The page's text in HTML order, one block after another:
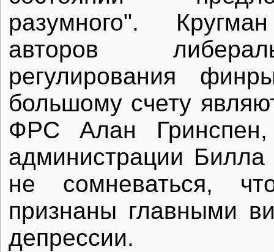
разумного".
авторов
регулирования
большому счету
ФРС Алан
администрации
не сомневаться,
признаны главными
депрессии.